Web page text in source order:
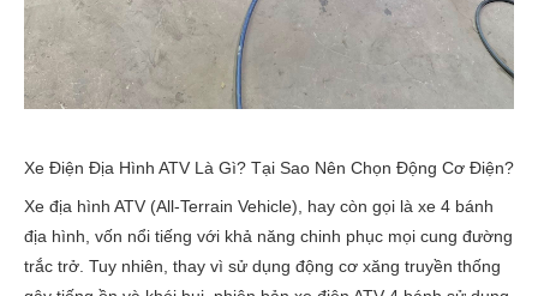
Xe Điện Địa Hình ATV Là Gì? Tại Sao Nên Chọn Động Cơ Điện?
Xe địa hình ATV (All-Terrain Vehicle), hay còn gọi là xe 4 bánh
địa hình, vốn nổi tiếng với khả năng chinh phục mọi cung đường
trắc trở. Tuy nhiên, thay vì sử dụng động cơ xăng truyền thống